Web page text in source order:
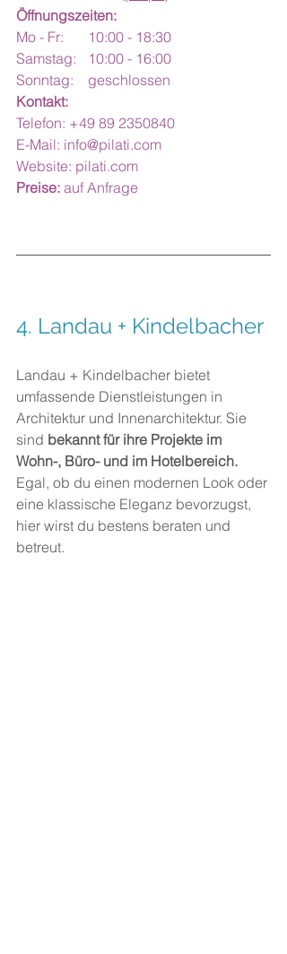
Öffnungszeiten:
Mo - Fr:	10:00 - 18:30
Samstag:	10:00 - 16:00
Sonntag:	geschlossen
Kontakt:
Telefon: +49 89 2350840
E-Mail: info@pilati.com
Website: pilati.com
Preise: auf Anfrage
4. Landau + Kindelbacher
Landau + Kindelbacher bietet
umfassende Dienstleistungen in
Architektur und Innenarchitektur. Sie
sind bekannt für ihre Projekte im
Wohn-, Büro- und im Hotelbereich.
Egal, ob du einen modernen Look oder
eine klassische Eleganz bevorzugst,
hier wirst du bestens beraten und
betreut.